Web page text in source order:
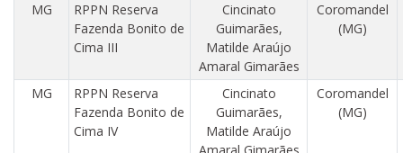
MG
RPPN Reserva
Fazenda Bonito de
Cima III
Cincinato
Guimarães,
Matilde Araújo
Amaral Gimarães
Coromandel
(MG)
MG
RPPN Reserva
Fazenda Bonito de
Cima IV
Cincinato
Guimarães,
Matilde Araújo
Coromandel
(MG)